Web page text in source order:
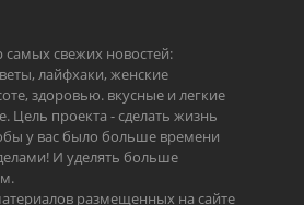
самых свежих новостей:
лайфхаки, женские
здоровью. вкусные и легкие
Цель проекта - сделать жизнь
у вас было больше времени
И уделять больше
размещенных на сайте